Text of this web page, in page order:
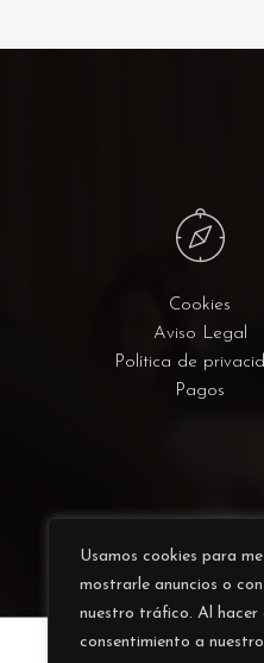
Usamos cookies para
mostrarle anuncios o
nuestro tráfico. Al hacer
consentimiento a
Cookies
Aviso Legal
Política de
Pagos